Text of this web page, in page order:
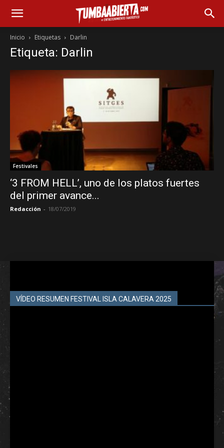
Inicio Etiquetas Darlin
Etiqueta: Darlin
Festivales
‘3 FROM HELL’, uno de los platos fuertes
del primer avance...
Redacción - 18/07/2019
VÍDEO RESUMEN FESTIVAL ISLA CALAVERA 2025